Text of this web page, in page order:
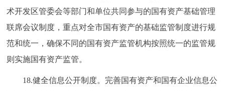
术开发区管委会等部门和单位共同参与的国有资产基础管理
联席会议制度，重点对全市国有资产的基础监管制度进行规
范和统一，确保不同的国有资产监管机构按照统一的监管规
则实施国有资产监管。
18.健全信息公开制度。完善国有资产和国有企业信息公